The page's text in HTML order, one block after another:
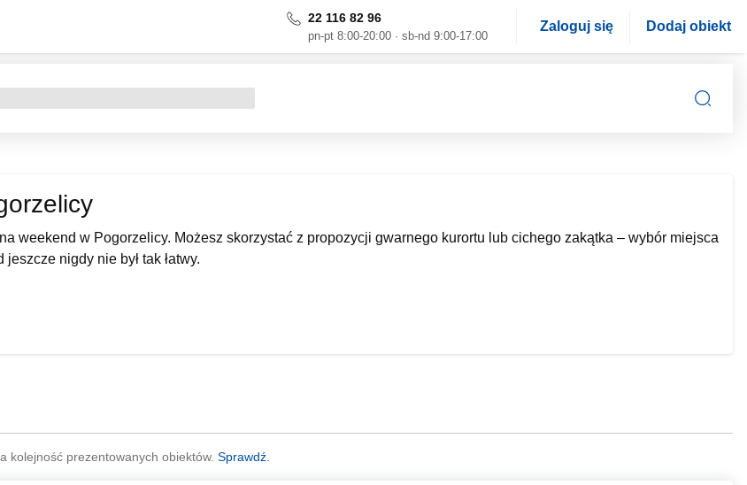
22 116 82 96
pn-pt 8:00-20:00 · sb-nd 9:00-17:00
Zaloguj się Dodaj obiekt
weekend w Pogorzelicy. Możesz skorzystać z propozycji gwarnego kurortu lub cichego zakątka – wybór miejsca
nigdy nie był tak łatwy.
kolejność prezentowanych obiektów. Sprawdź.